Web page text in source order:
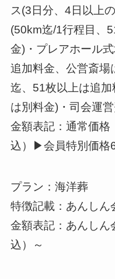
ス(3日分、4日以上
(50km迄/1行程目、
金)・プレアホール
追加料金、公営斎場
迄、51枚以上は追
は別料金)・司会運
金額表記：通常価
込）▶会員特別価格
プラン：海洋葬
特徴記載：あんしん
金額表記：あんし
込）～